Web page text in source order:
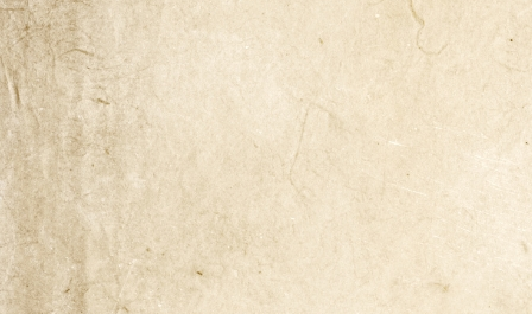
Trgovina
Zaključek nakupa